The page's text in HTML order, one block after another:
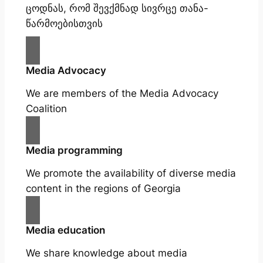
ცოდნას, რომ შევქმნად სივრცე თანა-
წარმოებისთვის
Media Advocacy
We are members of the Media Advocacy
Coalition
Media programming
We promote the availability of diverse media
content in the regions of Georgia
Media education
We share knowledge about media